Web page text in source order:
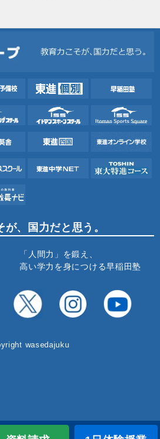
が、国力だと思う。
「人間力」を鍛え、
高い学力を身につける早稲田塾
wasedajuku